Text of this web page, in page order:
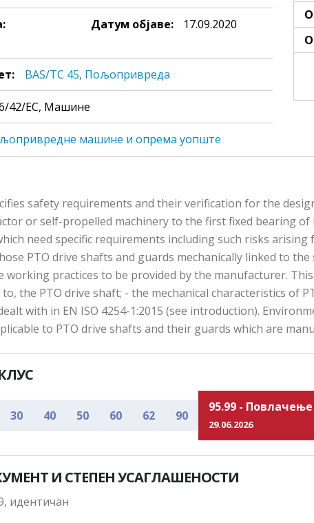
Датум објаве: 17.09.2020
BAS/TC 45, Пољопривреда
42/EC, Машине
мaшинe и oпрeмa уопште
safety requirements and their verification for the
or self-propelled machinery to the first fixed bearing
need specific requirements including such risks
PTO drive shafts and guards mechanically linked to
working practices to be provided by the manufacturer.
the PTO drive shaft; - the mechanical characteristics of
with in EN ISO 4254-1:2015 (see introduction).
to PTO drive shafts and their guards which are
30 40 50 60 62 90
95.99 -
29.06.2026
И СТЕПЕН УСАГЛАШЕНОСТИ
идентичан